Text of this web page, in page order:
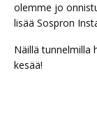
olemme jo
lisää Sospron
Näillä tunnelmilla
kesää!